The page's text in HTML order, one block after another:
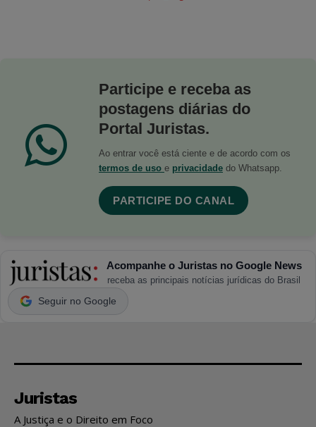
Participe e receba as
postagens diárias do
Portal Juristas.
Ao entrar você está ciente e de acordo com os
termos de uso e privacidade do Whatsapp.
PARTICIPE DO CANAL
Acompanhe o Juristas no Google News
receba as principais notícias jurídicas do Brasil
Seguir no Google
Juristas
A Justiça e o Direito em Foco